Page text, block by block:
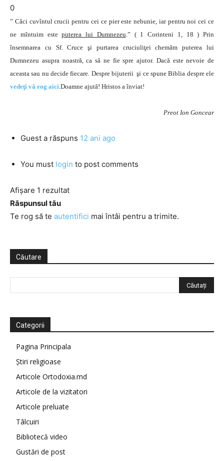
0
” Căci cuvîntul crucii pentru cei ce pier este nebunie, iar pentru noi cei ce
ne mîntuim esteputerea lui Dumnezeu.” ( 1 Corinteni 1, 18 ) Prin
însemnarea cu Sf. Cruce şi purtarea cruciuliţei chemăm puterea lui
Dumnezeu asupra noastră, ca să ne fie spre ajutor. Dacă este nevoie de
aceasta sau nu decide fiecare. Despre bijuterii şi ce spune Biblia despre ele
vedeţi vă rog aici.Doamne ajută! Hristos a înviat!
Preot Ion Goncear
Guest a răspuns 12 ani ago
You must login to post comments
Afișare 1 rezultat
Răspunsul tău
Te rog să te autentifici mai întâi pentru a trimite.
Căutare
Categorii
Pagina Principala
Știri religioase
Articole Ortodoxia.md
Articole de la vizitatori
Articole preluate
Tâlcuiri
Bibliotecă video
Gustări de post